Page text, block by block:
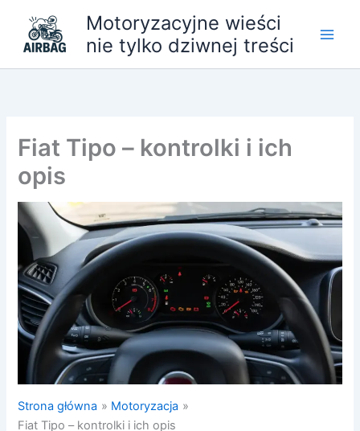
treści
Motoryzacyjne wieści
nie tylko dziwnej treści
Fiat Tipo – kontrolki i ich
opis
Strona główna
Motoryzacja
Fiat Tipo – kontrolki i ich opis